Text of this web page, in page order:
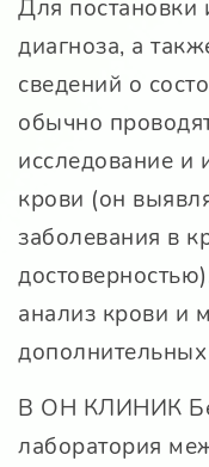
Для постановки
диагноза, а
сведений о
обычно
исследование
крови (он
заболевания в
анализ крови и
В ОН КЛИНИК
лаборатория